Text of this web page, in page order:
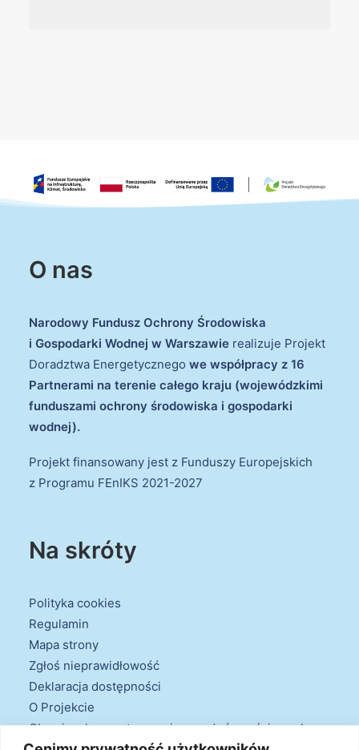
O nas
Narodowy Fundusz Ochrony Środowiska
i Gospodarki Wodnej w Warszawie realizuje Projekt
Doradztwa Energetycznego we współpracy z 16
Partnerami na terenie całego kraju (wojewódzkimi
funduszami ochrony środowiska i gospodarki
wodnej).
Projekt finansowany jest z Funduszy Europejskich
z Programu FEnIKS 2021-2027
Na skróty
Polityka cookies
Regulamin
Mapa strony
Zgłoś nieprawidłowość
Deklaracja dostępności
O Projekcie
Obowiązek przestrzegania zasad równościowych